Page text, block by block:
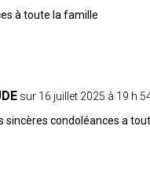
à toute la famille
sur 16 juillet 2025 à 19 h
sincères condoléances a